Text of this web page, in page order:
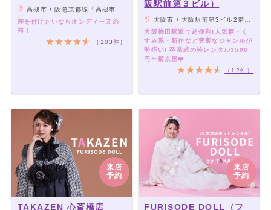
高槻市 / 阪急京都線「高槻市駅」より徒歩2分
差を付けたいならオンディーヌの
袴！
（103件）
阪駅前第３ビル）
大阪市 / 大阪駅前第3ビル2階～大阪・北新地・梅田各線より徒歩5分以内
大阪梅田駅近で超便利!人気柄・く
すみ系・新作など豊富なジャンルが
勢揃い! 卒業式の袴レンタル3500
円〜菊京屋❤️
（12件）
来店
予約
TAKAZEN 心斎橋店
来店
予約
FURISODE DOLL（フ